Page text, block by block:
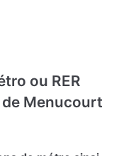
ou RER
Menucourt